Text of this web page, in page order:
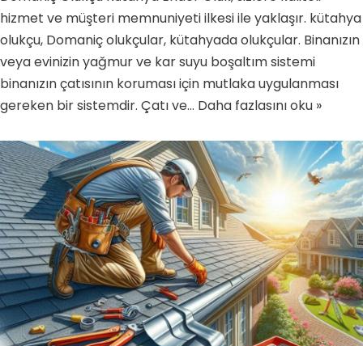
hizmet ve müşteri memnuniyeti ilkesi ile yaklaşır. kütahya
olukçu, Domaniç olukçular, kütahyada olukçular. Binanızın
veya evinizin yağmur ve kar suyu boşaltım sistemi
binanızın çatısının koruması için mutlaka uygulanması
gereken bir sistemdir. Çatı ve… Daha fazlasını oku »